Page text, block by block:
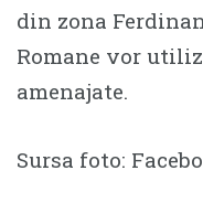
din zona
Romane vor
amenajate.
Sursa foto: